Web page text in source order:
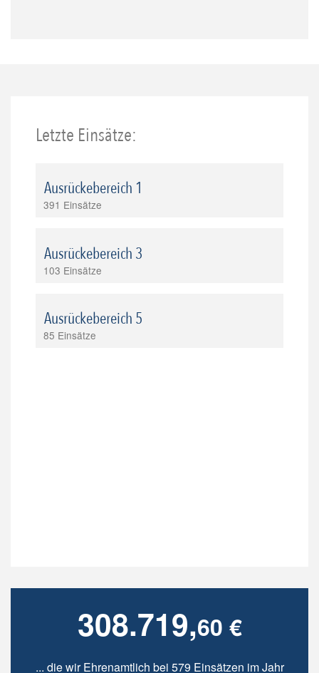
Letzte Einsätze:
Ausrückebereich 1
391 Einsätze
Ausrückebereich 3
103 Einsätze
Ausrückebereich 5
85 Einsätze
308.719,60 €
... die wir Ehrenamtlich bei 579 Einsätzen im Jahr